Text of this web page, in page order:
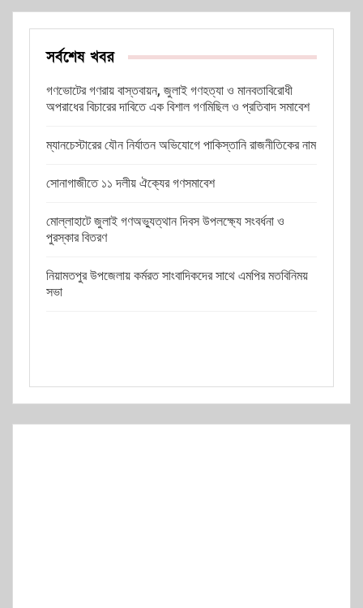
সর্বশেষ খবর
গণভোটের গণরায় বাস্তবায়ন, জুলাই গণহত্যা ও মানবতাবিরোধী
অপরাধের বিচারের দাবিতে এক বিশাল গণমিছিল ও প্রতিবাদ সমাবেশ
ম্যানচেস্টারের যৌন নির্যাতন অভিযোগে পাকিস্তানি রাজনীতিকের নাম
সোনাগাজীতে ১১ দলীয় ঐক্যের গণসমাবেশ
মোল্লাহাটে জুলাই গণঅভ্যুত্থান দিবস উপলক্ষ্যে সংবর্ধনা ও
পুরস্কার বিতরণ
নিয়ামতপুর উপজেলায় কর্মরত সাংবাদিকদের সাথে এমপির মতবিনিময়
সভা